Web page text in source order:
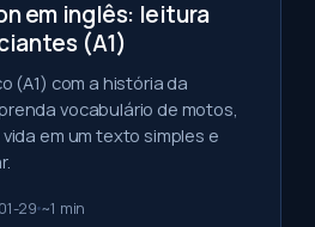
em inglês: leitura
(A1)
(A1) com a história da
vocabulário de motos,
em um texto simples e
29 ~1 min